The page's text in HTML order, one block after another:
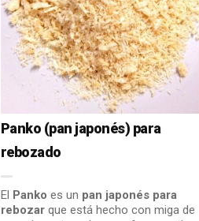
Panko (pan japonés) para
rebozado
El Panko es un pan japonés para
rebozarque está hecho con miga de